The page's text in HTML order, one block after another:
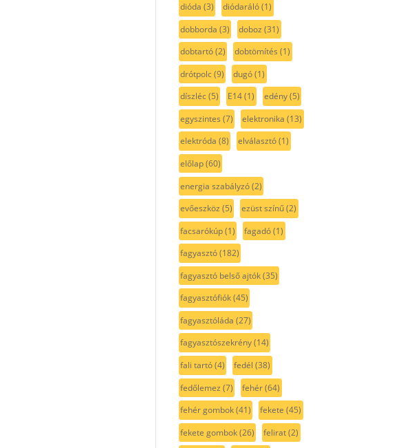
dióda (3) diódaráló(1)
dobborda (3) doboz (31)
dobtartó(2) dobtömítés (1)
drótpolc(9) dugó(1)
díszléc(5) E14(1) edény(5)
egyszintes (7) elektronika (13)
elektróda (8) elválasztó(1)
előlap(60)
energia szabályzó(2)
evőeszköz (5) ezüst színű(2)
facsarókúp(1) fagadó(1)
fagyasztó(182)
fagyasztó belső ajtók(35)
fagyasztófiók(45)
fagyasztóláda (27)
fagyasztószekrény(14)
fali tartó(4) fedél (38)
fedőlemez (7) fehér(64)
fehér gombok(41) fekete (45)
fekete gombok(26) felirat(2)